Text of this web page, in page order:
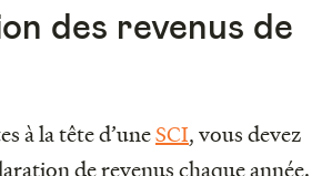
des revenus de
à la tête d’uneSCI, vous devez
de revenus chaque année.